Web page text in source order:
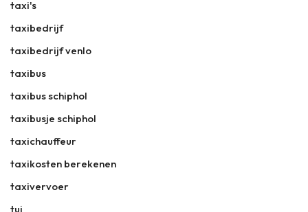
taxi's
taxibedrijf
taxibedrijf venlo
taxibus
taxibus schiphol
taxibusje schiphol
taxichauffeur
taxikosten berekenen
taxivervoer
tui